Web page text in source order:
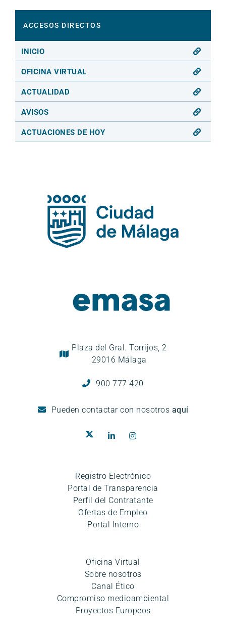
ACCESOS DIRECTOS
INICIO
OFICINA VIRTUAL
ACTUALIDAD
AVISOS
ACTUACIONES DE HOY
Plaza del Gral. Torrijos, 2
29016 Málaga
900 777 420
Pueden contactar con nosotros aquí
Registro Electrónico
Portal de Transparencia
Perfil del Contratante
Ofertas de Empleo
Portal Interno
Oficina Virtual
Sobre nosotros
Canal Ético
Compromiso medioambiental
Proyectos Europeos